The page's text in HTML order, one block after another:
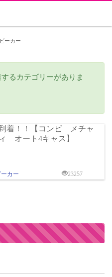
ーカー
るカテゴリーがありま
着！！【コンビ メチャ
オート4キャス】
カー 23257